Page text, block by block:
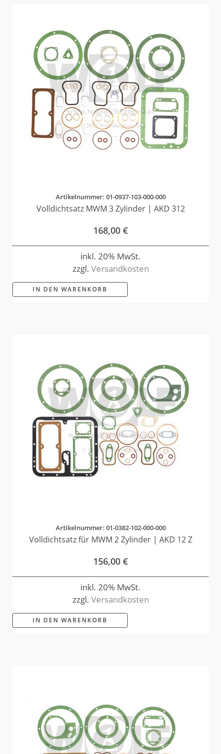
Artikelnummer: 01-0937-103-000-000
Volldichtsatz MWM 3 Zylinder | AKD 312
168,00 €
inkl. 20% MwSt.
zzgl. Versandkosten
IN DEN WARENKORB
Artikelnummer: 01-0382-102-000-000
Volldichtsatz für MWM 2 Zylinder | AKD 12 Z
156,00 €
inkl. 20% MwSt.
zzgl. Versandkosten
IN DEN WARENKORB